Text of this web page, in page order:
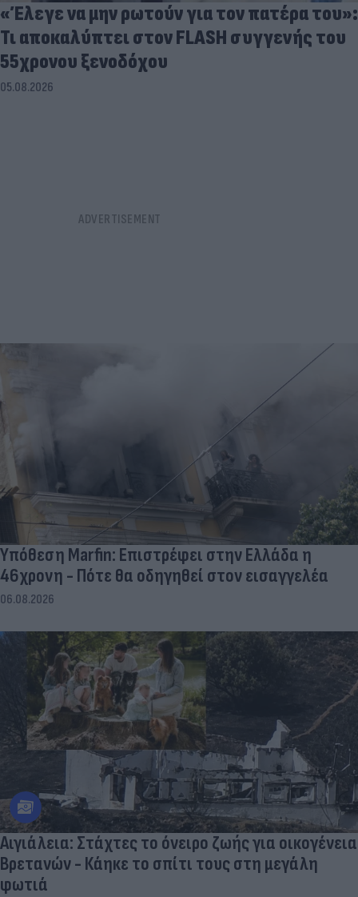
«Έλεγε να μην ρωτούν για τον πατέρα του»:
Τι αποκαλύπτει στον FLASH συγγενής του
55χρονου ξενοδόχου
05.08.2026
Υπόθεση Marfin: Επιστρέφει στην Ελλάδα η
46χρονη - Πότε θα οδηγηθεί στον εισαγγελέα
06.08.2026
Αιγιάλεια: Στάχτες το όνειρο ζωής για οικογένεια
Βρετανών - Κάηκε το σπίτι τους στη μεγάλη
φωτιά